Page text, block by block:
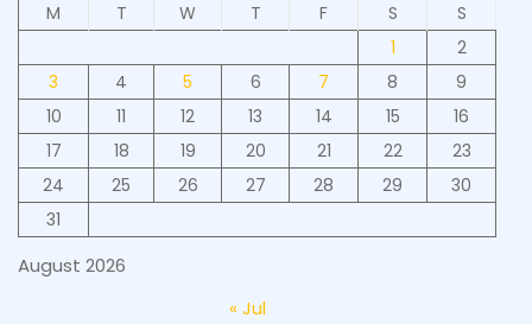
August 2026
M T W T F S
S
1
2
3
4 5 6 7 8
9
10
11 12 13 14 15
16
17
18 19 20 21 22
23
24
25 26 27 28 29
30
31
« Jul